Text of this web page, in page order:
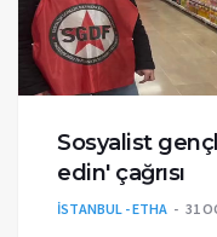
Sosyalist
edin' çağrısı
İSTANBUL - ETHA 31